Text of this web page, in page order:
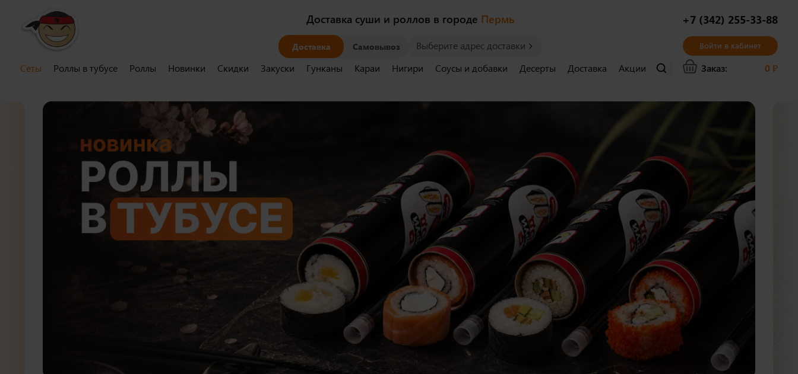
Доставка суши и роллов в городе Пермь
Доставка Самовывоз Выберите адрес доставки
+7 (342) 255-33-88
Войти в кабинет
Заказ: 0 ₽
Сеты Роллы в тубусе Роллы Новинки Скидки Закуски Гунканы Караи Нигири Соусы и добавки Десерты Доставка Акции Бонусы Контакты